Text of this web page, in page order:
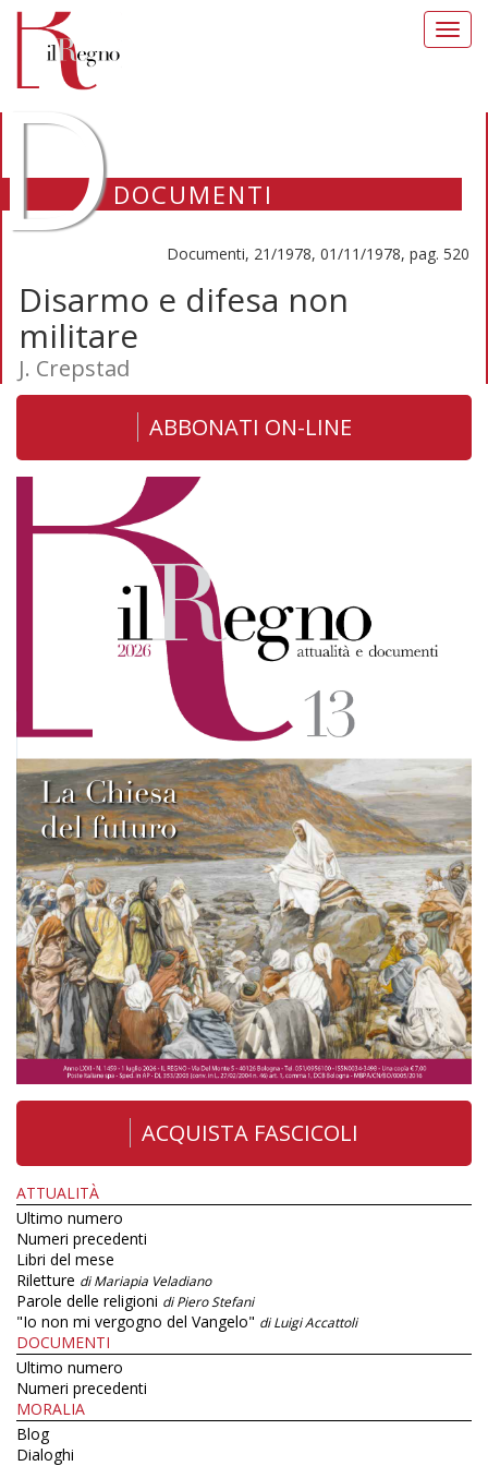
DOCUMENTI
Documenti, 21/1978, 01/11/1978, pag. 520
Disarmo e difesa non
militare
J. Crepstad
ABBONATI ON-LINE
ACQUISTA FASCICOLI
ATTUALITÀ
Ultimo numero
Numeri precedenti
Libri del mese
Riletture di Mariapia Veladiano
Parole delle religioni di Piero Stefani
"Io non mi vergogno del Vangelo" di Luigi Accattoli
DOCUMENTI
Ultimo numero
Numeri precedenti
MORALIA
Blog
Dialoghi